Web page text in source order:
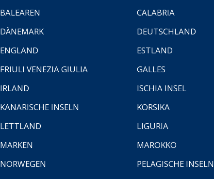
BALEAREN CALABRIA
DÄNEMARK DEUTSCHLAND
ENGLAND ESTLAND
FRIULI VENEZIA GIULIA GALLES
IRLAND ISCHIA INSEL
KANARISCHE INSELN KORSIKA
LETTLAND LIGURIA
MARKEN MAROKKO
NORWEGEN PELAGISCHE INSELN